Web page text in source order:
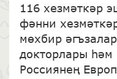
116 хезмәткәр
фәнни
мөхбир
докторлары
Россиянең